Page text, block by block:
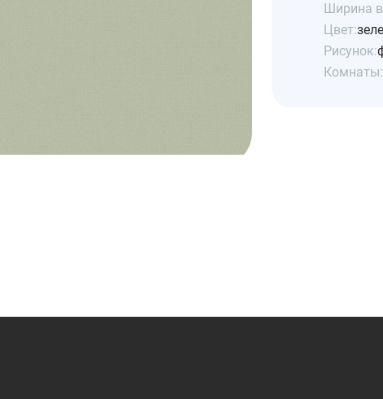
Ширина
Цвет:
Рисунок:
Комнаты: